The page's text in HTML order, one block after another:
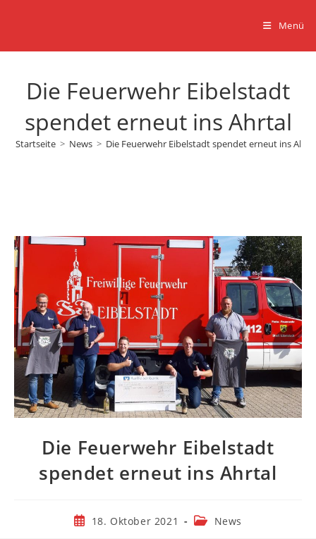
Menü
Die Feuerwehr Eibelstadt
spendet erneut ins Ahrtal
Startseite > News > Die Feuerwehr Eibelstadt spendet erneut ins
Die Feuerwehr Eibelstadt
spendet erneut ins Ahrtal
Beitrag18. Oktober 2021
Beitrags-
News